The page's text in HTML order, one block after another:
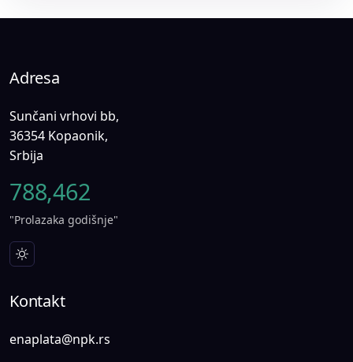
Adresa
Sunčani vrhovi bb,
36354 Kopaonik,
Srbija
788,462
"Prolazaka godišnje"
Kontakt
enaplata@npk.rs